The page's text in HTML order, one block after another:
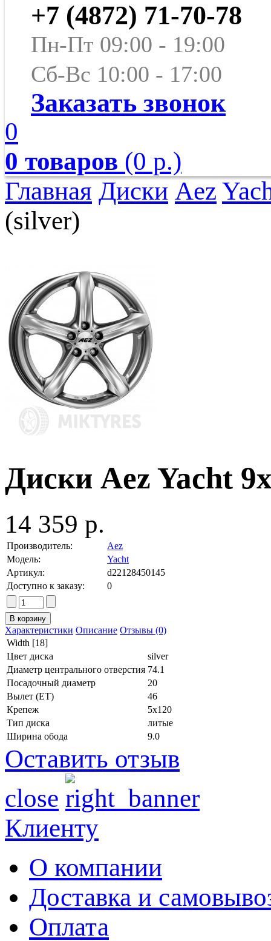
+7 (4872) 71-70-78
Пн-Пт 09:00 - 19:00
Сб-Вс 10:00 - 17:00
Заказать звонок
0
0 товаров (0 р.)
Главная Диски Aez
(silver)
Диски Aez Yacht
14 359 р.
Производитель:
Aez
Модель:
Yacht
Артикул:
d22128450145
Доступно к заказу:
0
Характеристики Описание Отзывы (0)
Width [18]
Цвет диска
silver
Диаметр центрального отверстия 74.1
Посадочный диаметр
20
Вылет (ET)
46
Крепеж
5x120
Тип диска
литые
Ширина обода
9.0
Оставить отзыв
close
Клиенту
О компании
Доставка и
Оплата